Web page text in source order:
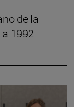
de la
1992